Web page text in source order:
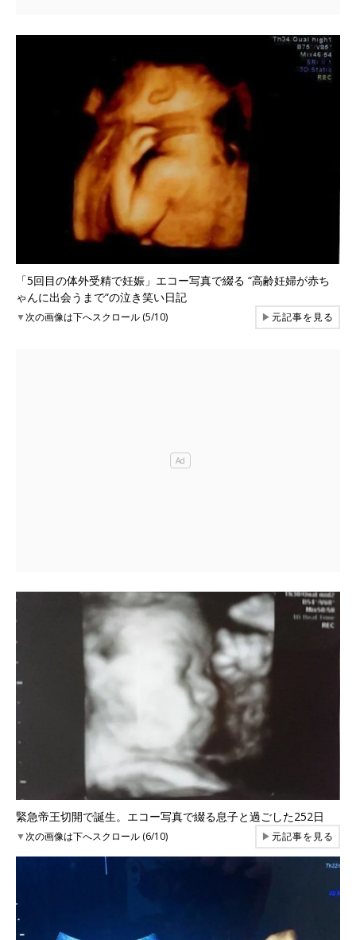
「5回目の体外受精で妊娠」エコー写真で綴る “高齢妊婦が赤ち
ゃんに出会うまで“の泣き笑い日記
▼次の画像は下へスクロール (5/10) ▶元記事を見る
緊急帝王切開で誕生。エコー写真で綴る息子と過ごした252日
▼次の画像は下へスクロール (6/10) ▶元記事を見る